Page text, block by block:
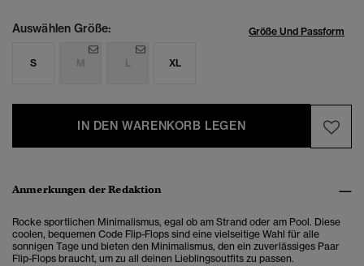
Auswählen Größe: Größe Und Passform
S M L XL
IN DEN WARENKORB LEGEN
Anmerkungen der Redaktion
Rocke sportlichen Minimalismus, egal ob am Strand oder am Pool. Diese
coolen, bequemen Code Flip-Flops sind eine vielseitige Wahl für alle
sonnigen Tage und bieten den Minimalismus, den ein zuverlässiges Paar
Flip-Flops braucht, um zu all deinen Lieblingsoutfits zu passen.